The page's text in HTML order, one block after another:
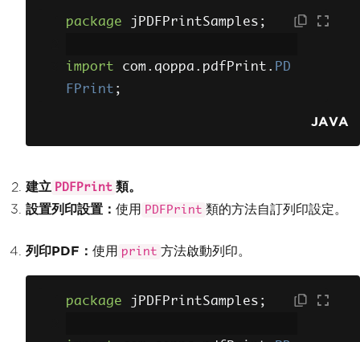
package jPDFPrintSamples ;
import com . qoppa . pdfPrint . PD
FPrint ;
JAVA
建立 PDFPrint 類。
設置列印設置： 使用 PDFPrint 類的方法自訂列印設定。
列印PDF： 使用 print 方法啟動列印。
package jPDFPrintSamples ;